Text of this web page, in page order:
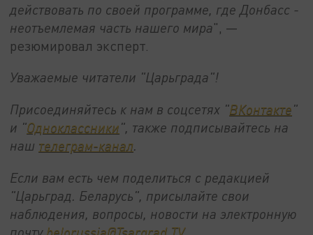
действовать по своей программе, где Донбасс -
неотъемлемая часть нашего мира", —
резюмировал эксперт.
Уважаемые читатели "Царьграда"!
Присоединяйтесь к нам в соцсетях "ВКонтакте"
и "Одноклассники", также подписывайтесь на
наш телеграм-канал.
Если вам есть чем поделиться с редакцией
"Царьград. Беларусь", присылайте свои
наблюдения, вопросы, новости на электронную
почту belorussia@Tsargrad.TV.